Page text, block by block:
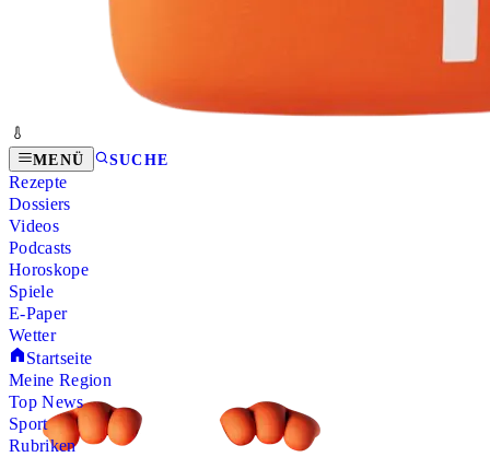
MENÜ SUCHE
Rezepte
Dossiers
Videos
Podcasts
Horoskope
Spiele
E-Paper
Wetter
Startseite
Meine Region
Top News
Sport
Rubriken